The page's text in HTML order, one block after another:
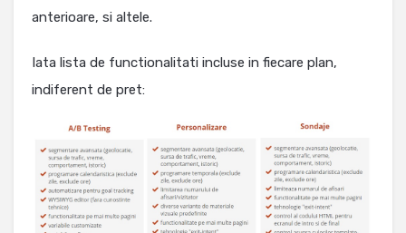
anterioare, si altele.
Iata lista de functionalitati incluse in fiecare plan,
indiferent de pret: